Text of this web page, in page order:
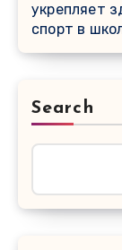
укрепляет
спорт в
Search